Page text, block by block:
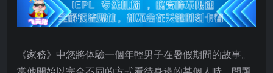
《家務》中您將体驗一個年輕男子在暑假期間的故事。